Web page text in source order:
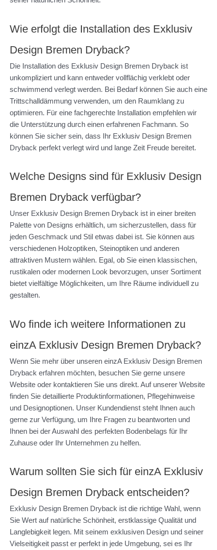
Wie erfolgt die Installation des Exklusiv
Design Bremen Dryback?
Die Installation des Exklusiv Design Bremen Dryback ist
unkompliziert und kann entweder vollflächig verklebt oder
schwimmend verlegt werden. Bei Bedarf können Sie auch eine
Trittschalldämmung verwenden, um den Raumklang zu
optimieren. Für eine fachgerechte Installation empfehlen wir
die Unterstützung durch einen erfahrenen Fachmann. So
können Sie sicher sein, dass Ihr Exklusiv Design Bremen
Dryback perfekt verlegt wird und lange Zeit Freude bereitet.
Welche Designs sind für Exklusiv Design
Bremen Dryback verfügbar?
Unser Exklusiv Design Bremen Dryback ist in einer breiten
Palette von Designs erhältlich, um sicherzustellen, dass für
jeden Geschmack und Stil etwas dabei ist. Sie können aus
verschiedenen Holzoptiken, Steinoptiken und anderen
attraktiven Mustern wählen. Egal, ob Sie einen klassischen,
rustikalen oder modernen Look bevorzugen, unser Sortiment
bietet vielfältige Möglichkeiten, um Ihre Räume individuell zu
gestalten.
Wo finde ich weitere Informationen zu
einzA Exklusiv Design Bremen Dryback?
Wenn Sie mehr über unseren einzA Exklusiv Design Bremen
Dryback erfahren möchten, besuchen Sie gerne unsere
Website oder kontaktieren Sie uns direkt. Auf unserer Website
finden Sie detaillierte Produktinformationen, Pflegehinweise
und Designoptionen. Unser Kundendienst steht Ihnen auch
gerne zur Verfügung, um Ihre Fragen zu beantworten und
Ihnen bei der Auswahl des perfekten Bodenbelags für Ihr
Zuhause oder Ihr Unternehmen zu helfen.
Warum sollten Sie sich für einzA Exklusiv
Design Bremen Dryback entscheiden?
Exklusiv Design Bremen Dryback ist die richtige Wahl, wenn
Sie Wert auf natürliche Schönheit, erstklassige Qualität und
Langlebigkeit legen. Mit seinem exklusiven Design und seiner
Vielseitigkeit passt er perfekt in jede Umgebung, sei es Ihr